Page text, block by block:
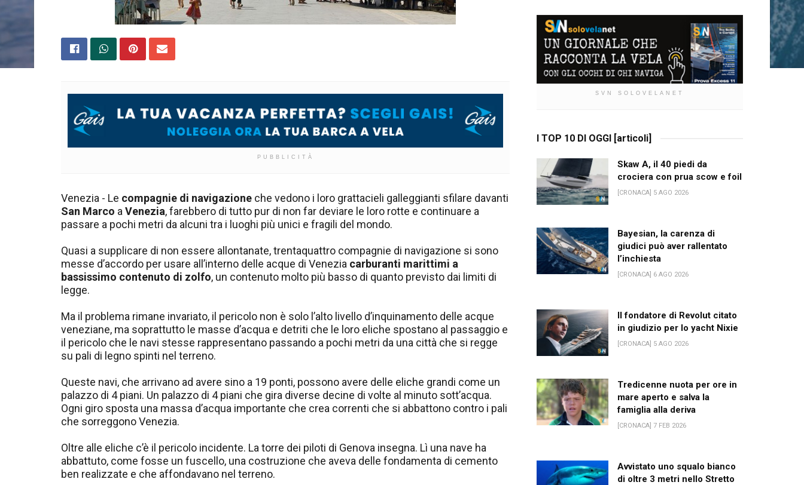
PUBBLICITÀ
Venezia - Le compagnie di navigazione che vedono i loro grattacieli galleggianti sfilare davanti
San Marco aVenezia, farebbero di tutto pur di non far deviare le loro rotte e continuare a
passare a pochi metri da alcuni tra i luoghi più unici e fragili del mondo.
Quasi a supplicare di non essere allontanate, trentaquattro compagnie di navigazione si sono
messe d’accordo per usare all’interno delle acque di Venezia carburanti marittimi a
bassissimo contenuto di zolfo, un contenuto molto più basso di quanto previsto dai limiti di
legge.
Ma il problema rimane invariato, il pericolo non è solo l’alto livello d’inquinamento delle acque
veneziane, ma soprattutto le masse d’acqua e detriti che le loro eliche spostano al passaggio e
il pericolo che le navi stesse rappresentano passando a pochi metri da una città che si regge
su pali di legno spinti nel terreno.
Queste navi, che arrivano ad avere sino a 19 ponti, possono avere delle eliche grandi come un
palazzo di 4 piani. Un palazzo di 4 piani che gira diverse decine di volte al minuto sott’acqua.
Ogni giro sposta una massa d’acqua importante che crea correnti che si abbattono contro i pali
che sorreggono Venezia.
Oltre alle eliche c’è il pericolo incidente. La torre dei piloti di Genova insegna. Lì una nave ha
abbattuto, come fosse un fuscello, una costruzione che aveva delle fondamenta di cemento
ben realizzate e che affondavano nel terreno.
SVN SOLOVELANET
I TOP 10 DI OGGI [articoli]
Skaw A, il 40 piedi da
crociera con prua scow e foil
[CRONACA] 5 AGO 2026
Bayesian, la carenza di
giudici può aver rallentato
l’inchiesta
[CRONACA] 6 AGO 2026
Il fondatore di Revolut citato
in giudizio per lo yacht Nixie
[CRONACA] 5 AGO 2026
Tredicenne nuota per ore in
mare aperto e salva la
famiglia alla deriva
[CRONACA] 7 FEB 2026
Avvistato uno squalo bianco
di oltre 3 metri nello Stretto